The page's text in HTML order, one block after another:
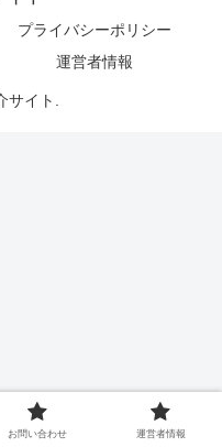
プライバシーポリシー
運営者情報
イト.
お問い合わせ 運営者情報